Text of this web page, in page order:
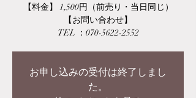
【料金】 1,500円（前売り・当日同じ）
【お問い合わせ】
TEL ：070-5622-2552
お申し込みの受付は終了しまし
た。